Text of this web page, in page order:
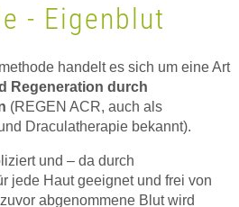
- Eigenblut
handelt es sich um eine Art
Regeneration durch
(REGEN ACR, auch als
Draculatherapie bekannt).
und – da durch
jede Haut geeignet und frei von
abgenommene Blut wird